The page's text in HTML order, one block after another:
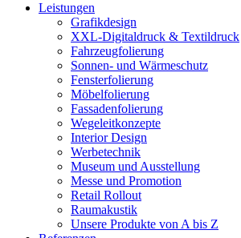
Leistungen
Grafikdesign
XXL-Digitaldruck & Textildruck
Fahrzeugfolierung
Sonnen- und Wärmeschutz
Fensterfolierung
Möbelfolierung
Fassadenfolierung
Wegeleitkonzepte
Interior Design
Werbetechnik
Museum und Ausstellung
Messe und Promotion
Retail Rollout
Raumakustik
Unsere Produkte von A bis Z